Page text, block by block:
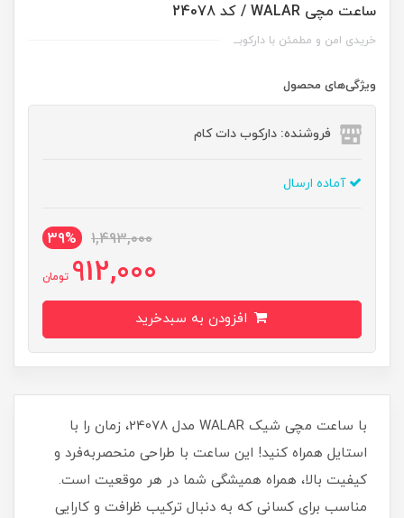
ساعت مچی WALAR / کد 24078
خریدی امن و مطمئن با دارکوبــ
ویژگی‌های محصول
فروشنده: دارکوب دات کام
آماده ارسال
1,493,000
39%
912,000 تومان
با ساعت مچی شیک WALAR مدل 24078، زمان را با
استایل همراه کنید! این ساعت با طراحی منحصربه‌فرد و
کیفیت بالا، همراه همیشگی شما در هر موقعیت است.
مناسب برای کسانی که به دنبال ترکیب ظرافت و کارایی